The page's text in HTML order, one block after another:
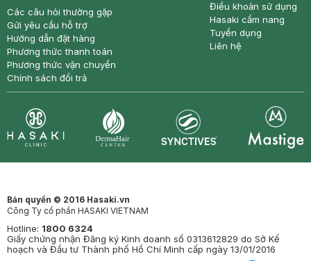
Các câu hỏi thường gặp
Gửi yêu cầu hỗ trợ
Hướng dẫn đặt hàng
Phương thức thanh toán
Phương thức vận chuyển
Chính sách đổi trả
Điều khoản sử dụng
Hasaki cẩm nang
Tuyển dụng
Liên hệ
Bản quyền © 2016 Hasaki.vn
Công Ty cổ phần HASAKI VIETNAM
Hotline: 1800 6324
Giấy chứng nhận Đăng ký Kinh doanh số 0313612829 do Sở Kế
hoạch và Đầu tư Thành phố Hồ Chí Minh cấp ngày 13/01/2016